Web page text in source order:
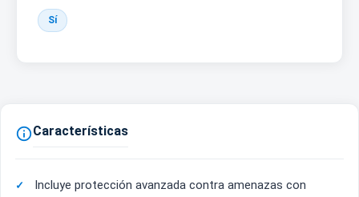
Sí
Características
Incluye protección avanzada contra amenazas con